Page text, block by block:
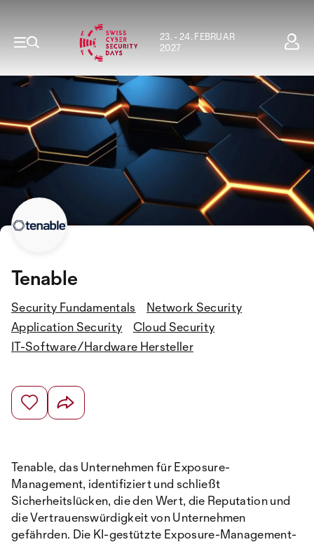
23. - 24. FEBRUAR
2027
Tenable
Security Fundamentals
Network Security
Application Security
Cloud Security
IT-Software/Hardware Hersteller
Tenable, das Unternehmen für Exposure-
Management, identifiziert und schließt
Sicherheitslücken, die den Wert, die Reputation und
die Vertrauenswürdigkeit von Unternehmen
gefährden. Die KI-gestützte Exposure-Management-